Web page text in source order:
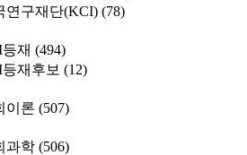
연구재단(KCI) (78)
재 (494)
재후보 (12)
이론 (507)
과학 (506)